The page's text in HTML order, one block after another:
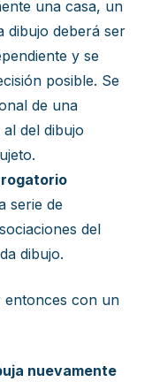
una casa, un
dibujo deberá ser
y se
posible. Se
de una
del dibujo
serie de
del
dibujo.
entonces con un
nuevamente